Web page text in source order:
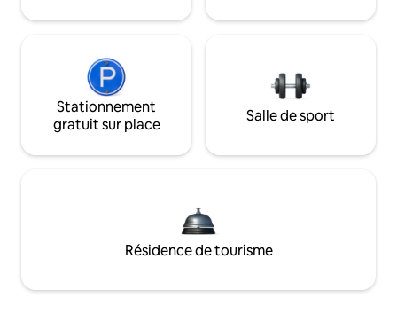
Stationnement
gratuit sur place
Salle de sport
Résidence de tourisme